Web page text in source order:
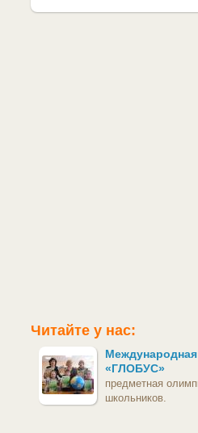
Читайте у нас:
«ГЛОБУС»
предметная
школьников.